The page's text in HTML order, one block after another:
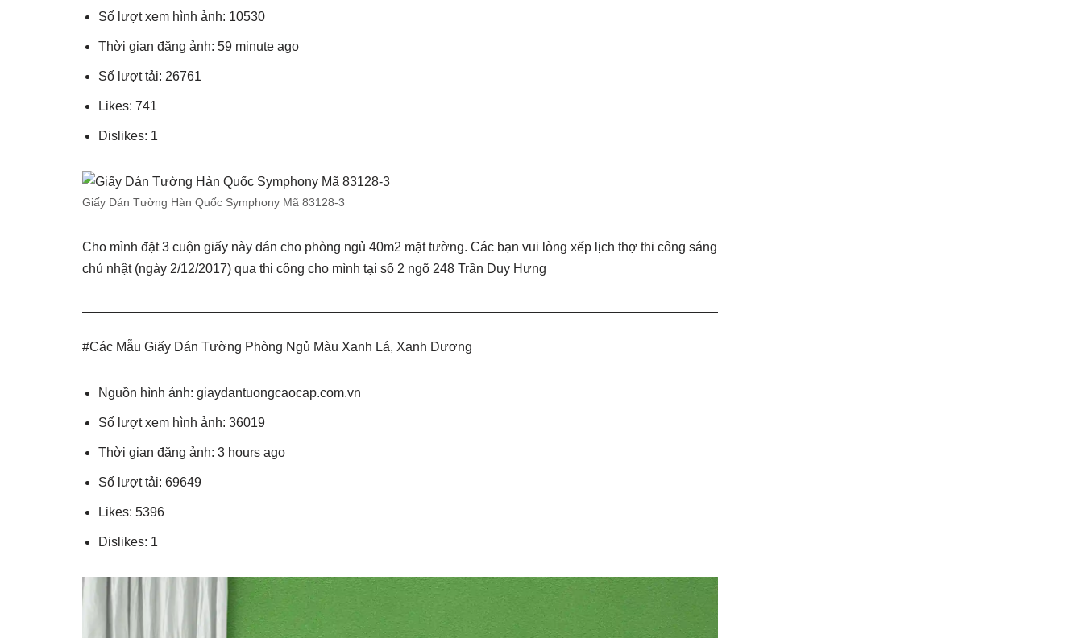
Số lượt xem hình ảnh: 10530
Thời gian đăng ảnh: 59 minute ago
Số lượt tải: 26761
Likes: 741
Dislikes: 1
Giấy Dán Tường Hàn Quốc Symphony Mã 83128-3
Cho mình đặt 3 cuộn giấy này dán cho phòng ngủ 40m2 mặt tường. Các bạn vui lòng xếp lịch thợ thi công sáng
chủ nhật (ngày 2/12/2017) qua thi công cho mình tại số 2 ngõ 248 Trần Duy Hưng
#Các Mẫu Giấy Dán Tường Phòng Ngủ Màu Xanh Lá, Xanh Dương
Nguồn hình ảnh: giaydantuongcaocap.com.vn
Số lượt xem hình ảnh: 36019
Thời gian đăng ảnh: 3 hours ago
Số lượt tải: 69649
Likes: 5396
Dislikes: 1